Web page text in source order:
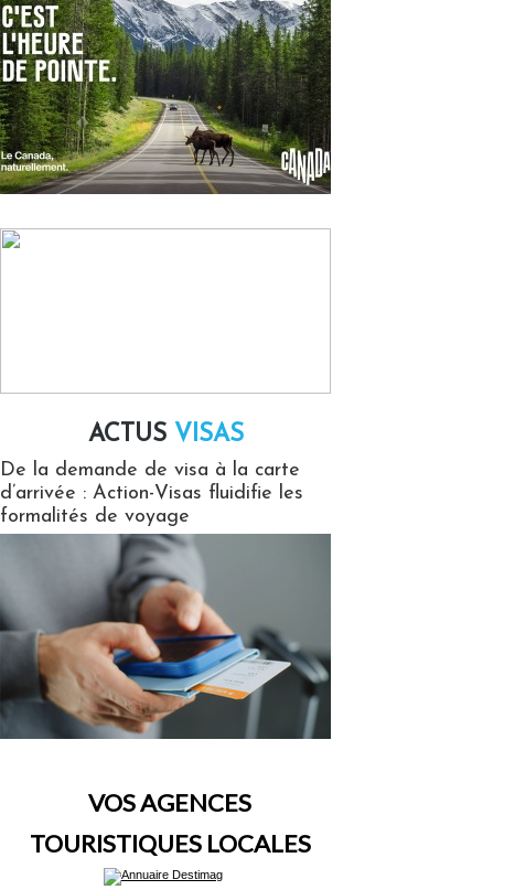
ACTUS VISAS
De la demande de visa à la carte
d’arrivée : Action-Visas fluidifie les
formalités de voyage
VOS AGENCES
TOURISTIQUES LOCALES